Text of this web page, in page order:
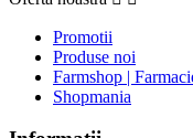
Promotii
Produse noi
Farmshop |
Shopmania